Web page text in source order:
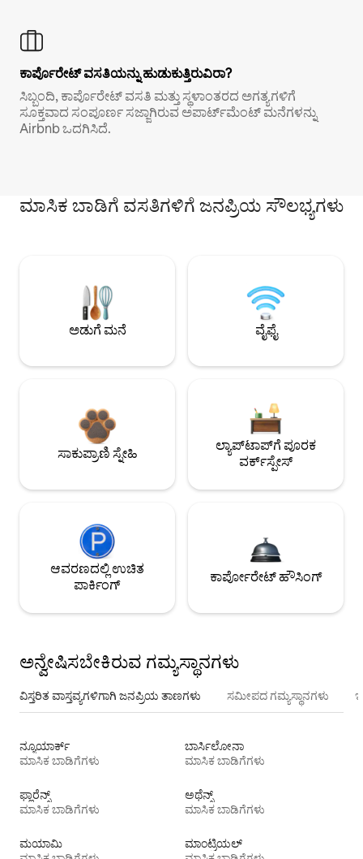
ಕಾರ್ಪೊರೇಟ್ ವಸತಿಯನ್ನು ಹುಡುಕುತ್ತಿರುವಿರಾ?
ಸಿಬ್ಬಂದಿ, ಕಾರ್ಪೊರೇಟ್ ವಸತಿ ಮತ್ತು ಸ್ಥಳಾಂತರದ ಅಗತ್ಯಗಳಿಗೆ
ಸೂಕ್ತವಾದ ಸಂಪೂರ್ಣ ಸಜ್ಜಾಗಿರುವ ಅಪಾರ್ಟ್‌ಮೆಂಟ್ ಮನೆಗಳನ್ನು
Airbnb ಒದಗಿಸಿದೆ.
ಮಾಸಿಕ ಬಾಡಿಗೆ ವಸತಿಗಳಿಗೆ ಜನಪ್ರಿಯ ಸೌಲಭ್ಯಗಳು
ಅಡುಗೆ ಮನೆ ವೈಫೈ
ಸಾಕುಪ್ರಾಣಿ ಸ್ನೇಹಿ
ಲ್ಯಾಪ್‌ಟಾಪ್‌ಗೆ ಪೂರಕ
ವರ್ಕ್‌ಸ್ಪೇಸ್
ಆವರಣದಲ್ಲಿ ಉಚಿತ
ಪಾರ್ಕಿಂಗ್
ಕಾರ್ಪೋರೇಟ್ ಹೌಸಿಂಗ್
ಅನ್ವೇಷಿಸಬೇಕಿರುವ ಗಮ್ಯಸ್ಥಾನಗಳು
ವಿಸ್ತರಿತ ವಾಸ್ತವ್ಯಗಳಿಗಾಗಿ ಜನಪ್ರಿಯ ತಾಣಗಳು ಸಮೀಪದ ಗಮ್ಯಸ್ಥಾನಗಳು
ನ್ಯೂಯಾರ್ಕ್
ಮಾಸಿಕ ಬಾಡಿಗೆಗಳು
ಬಾರ್ಸಿಲೋನಾ
ಮಾಸಿಕ ಬಾಡಿಗೆಗಳು
ಫ್ಲಾರೆನ್ಸ್
ಮಾಸಿಕ ಬಾಡಿಗೆಗಳು
ಅಥೆನ್ಸ್
ಮಾಸಿಕ ಬಾಡಿಗೆಗಳು
ಮಯಾಮಿ
ಮಾಂಟ್ರಿಯಲ್